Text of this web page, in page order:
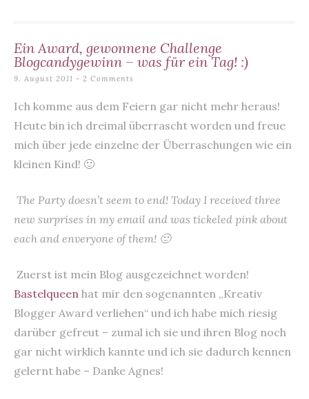
k
Ein Award, gewonnene Challenge
Blogcandygewinn – was für ein Tag! :)
9. August 2011 2 Comments
Ich komme aus dem Feiern gar nicht mehr heraus!
Heute bin ich dreimal überrascht worden und freue
mich über jede einzelne der Überraschungen wie ein
kleinen Kind! 🙂
The Party doesn’t seem to end! Today I received three
new surprises in my email and was tickeled pink about
each and enveryone of them! 🙂
Zuerst ist mein Blog ausgezeichnet worden!
Bastelqueen hat mir den sogenannten „Kreativ
Blogger Award verliehen“ und ich habe mich riesig
darüber gefreut – zumal ich sie und ihren Blog noch
gar nicht wirklich kannte und ich sie dadurch kennen
gelernt habe – Danke Agnes!